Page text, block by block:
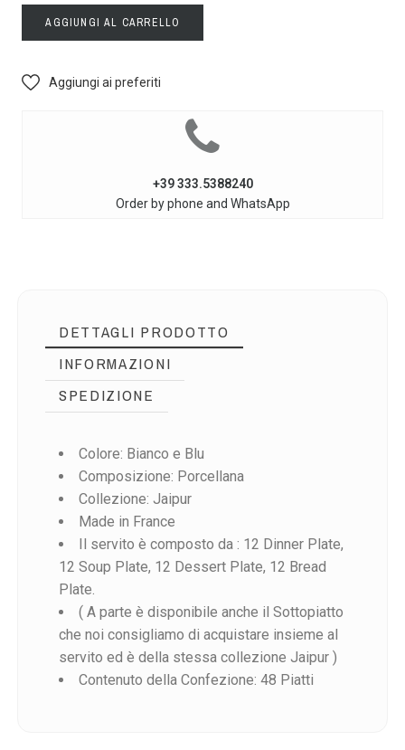
AGGIUNGI AL CARRELLO
Aggiungi ai preferiti
+39 333.5388240
Order by phone and WhatsApp
DETTAGLI PRODOTTO
INFORMAZIONI
SPEDIZIONE
Colore: Bianco e Blu
Composizione: Porcellana
Collezione: Jaipur
Made in France
Il servito è composto da : 12 Dinner Plate,
12 Soup Plate, 12 Dessert Plate, 12 Bread
Plate.
( A parte è disponibile anche il Sottopiatto
che noi consigliamo di acquistare insieme al
servito ed è della stessa collezione Jaipur )
Contenuto della Confezione: 48 Piatti